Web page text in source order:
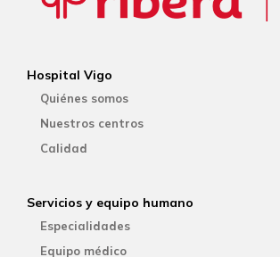
Hospital Vigo
Quiénes somos
Nuestros centros
Calidad
Servicios y equipo humano
Especialidades
Equipo médico